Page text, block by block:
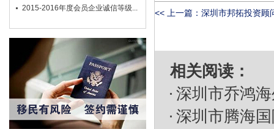
2015-2016年度会员企业诚信等级...
<< 上一篇： 深圳市邦拓投资顾
相关阅读：
深圳市乔鸿
深圳市腾海